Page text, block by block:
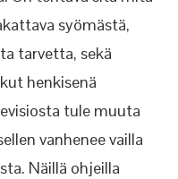
syömästä,
tarvetta, sekä
henkisenä
tule muuta
vanhenee vailla
Näillä ohjeilla